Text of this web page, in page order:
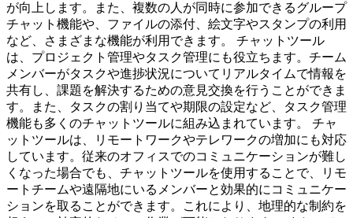
が向上します。また、複数の人が同時に参加できるグループ
チャット機能や、ファイルの添付、絵文字やスタンプの利用
など、さまざまな機能が利用できます。 チャットツール
は、プロジェクト管理やタスク管理にも役立ちます。チーム
メンバーがタスクや進捗状況についてリアルタイムで情報を
共有し、課題を解決するための意見交換を行うことができま
す。また、タスクの割り当てや期限の設定など、タスク管理
機能も多くのチャットツールに組み込まれています。 チャ
ットツールは、リモートワークやテレワークの増加にも対応
しています。従来のオフィスでのコミュニケーションが難し
くなった場合でも、チャットツールを使用することで、リモ
ートチームや遠隔地にいるメンバーと効果的にコミュニケー
ションを取ることができます。これにより、地理的な制約を